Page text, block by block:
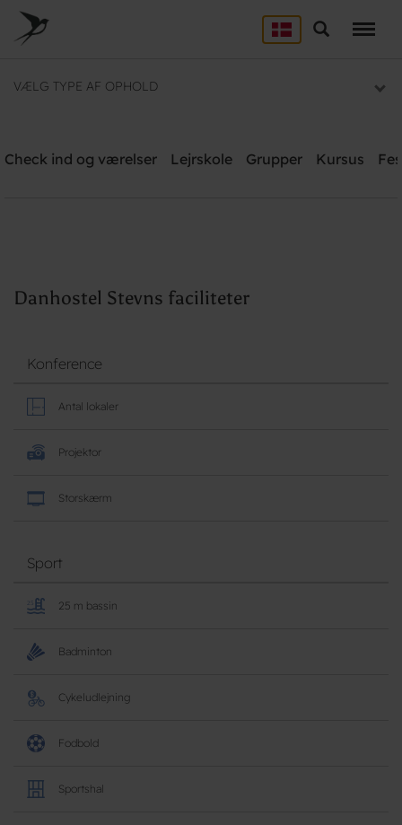
main
Søg
VÆLG TYPE AF OPHOLD
LEJRSKOLE
Brug for hjælp? Ring +45 5650 2022
Check ind og værelser Lejrskole Grupper Kursus
Danhostel Stevns faciliteter
Konference
Antal lokaler
Projektor
Storskærm
Sport
25 m bassin
Badminton
Cykeludlejning
Fodbold
Sportshal